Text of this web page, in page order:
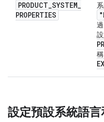
PRODUCT_SYSTEM_
PROPERTIES
過
稱
設定預設系統語